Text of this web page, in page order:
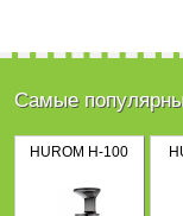
Самые
HUROM H-100